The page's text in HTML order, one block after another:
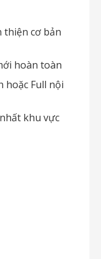
thiện cơ bản
hoàn toàn
hoặc Full nội
khu vực